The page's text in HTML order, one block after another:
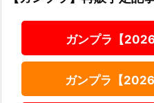
ガンプラ【
ガンプラ【